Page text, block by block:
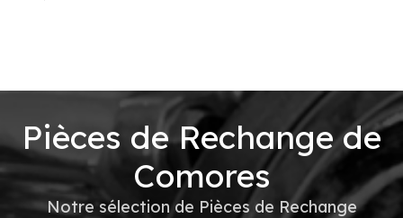
Pièces de Rechange de
Comores
Notre sélection de Pièces de Rechange